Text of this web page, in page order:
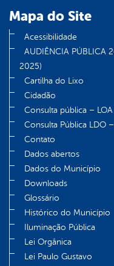
Mapa do Site
Acessibilidade
AUDIÊNCIA PÚBLICA
2025)
Cartilha do Lixo
Cidadão
Consulta pública –
Consulta Pública LDO
Contato
Dados abertos
Dados do Município
Downloads
Glossário
Histórico do Município
Iluminação Pública
Lei Orgânica
Lei Paulo Gustavo